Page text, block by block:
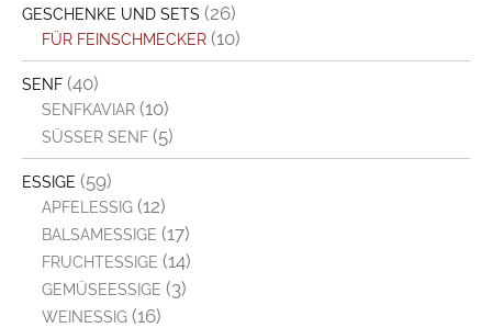
GESCHENKE UND SETS (26)
FÜR FEINSCHMECKER (10)
SENF (40)
SENFKAVIAR (10)
SÜSSER SENF (5)
ESSIGE (59)
APFELESSIG (12)
BALSAMESSIGE (17)
FRUCHTESSIGE (14)
GEMÜSEESSIGE (3)
WEINESSIG (16)